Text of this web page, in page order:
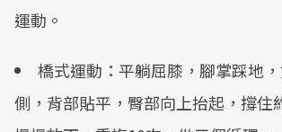
運動。
橋式運動：平躺屈膝，腳掌踩地
側，背部貼平，臀部向上抬起，撐住